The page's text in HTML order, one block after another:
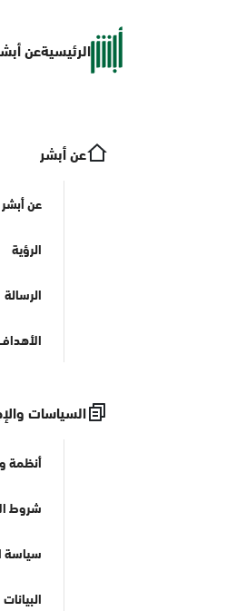
الرئيسيةعن
عن أبشر
عن أبشر
الرؤية
الرسالة
السياسات
أنظمة
شروط
سياسة